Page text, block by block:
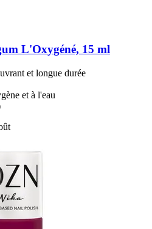
L'Oxygéné, 15 ml
et longue durée
et à l'eau